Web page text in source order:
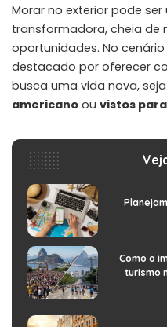
Morar no exterior pode
transformadora, cheia de
oportunidades. No
destacado por oferecer
busca uma vida nova,
americano ou vistos
Como o
turismo